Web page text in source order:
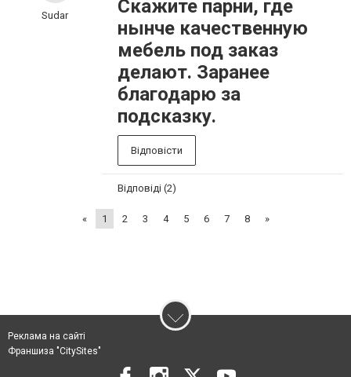
Sudar
Скажите парни, где
нынче качественную
мебель под заказ
делают. Заранее
благодарю за
подсказку.
Відповісти
Відповіді (2)
« 1 2 3 4 5 6 7 8 »
Реклама на сайті
Франшиза "CitySites"